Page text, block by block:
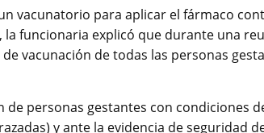
vacunatorio para aplicar el fármaco
la funcionaria explicó que durante una
de vacunación de todas las personas
de personas gestantes con condiciones
y ante la evidencia de seguridad